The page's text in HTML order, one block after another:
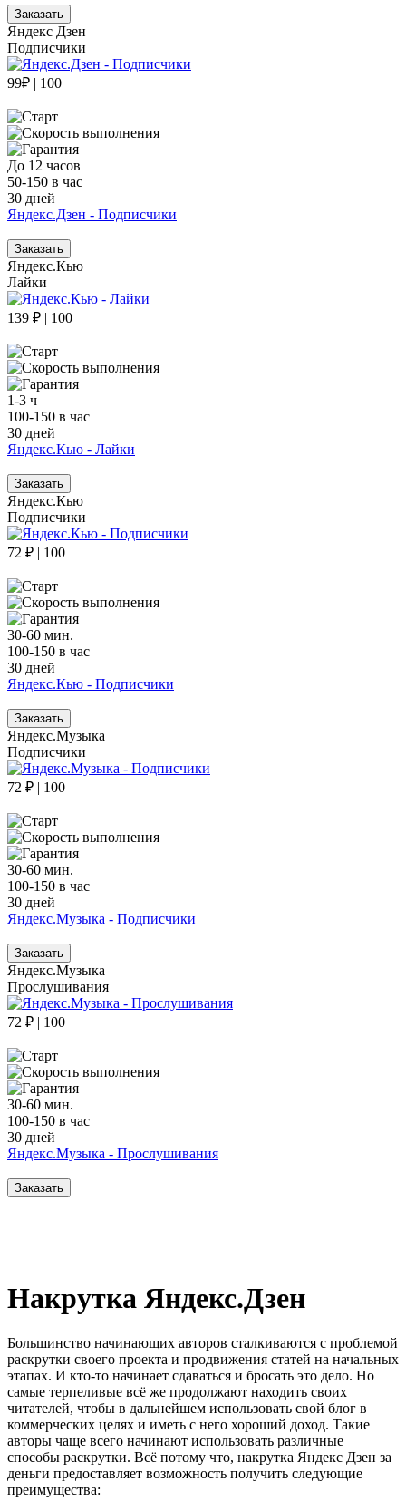
Заказать
Яндекс Дзен
Подписчики
99₽ | 100
До 12 часов
50-150 в час
30 дней
Яндекс.Дзен - Подписчики
Заказать
Яндекс.Кью
Лайки
139 ₽ | 100
1-3 ч
100-150 в час
30 дней
Яндекс.Кью - Лайки
Заказать
Яндекс.Кью
Подписчики
72 ₽ | 100
30-60 мин.
100-150 в час
30 дней
Яндекс.Кью - Подписчики
Заказать
Яндекс.Музыка
Подписчики
72 ₽ | 100
30-60 мин.
100-150 в час
30 дней
Яндекс.Музыка - Подписчики
Заказать
Яндекс.Музыка
Прослушивания
72 ₽ | 100
30-60 мин.
100-150 в час
30 дней
Яндекс.Музыка - Прослушивания
Заказать
Накрутка Яндекс.Дзен
Большинство начинающих авторов сталкиваются с проблемой
раскрутки своего проекта и продвижения статей на начальных
этапах. И кто-то начинает сдаваться и бросать это дело. Но
самые терпеливые всё же продолжают находить своих
читателей, чтобы в дальнейшем использовать свой блог в
коммерческих целях и иметь с него хороший доход. Такие
авторы чаще всего начинают использовать различные
способы раскрутки. Всё потому что, накрутка Яндекс Дзен за
деньги предоставляет возможность получить следующие
преимущества: